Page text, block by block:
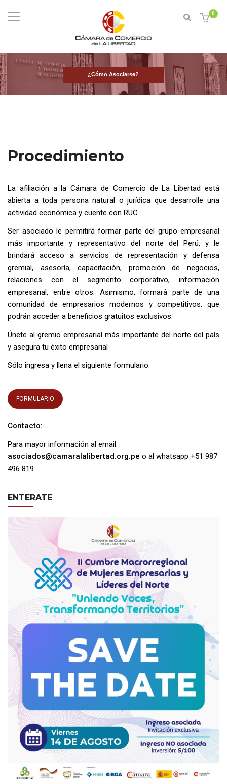
0
¿Cómo Asociarse?
Procedimiento
La afiliación a la Cámara de Comercio de La Libertad está
abierta a toda persona natural o jurídica que desarrolle una
actividad económica y cuente con RUC.
Ser asociado le permitirá formar parte del grupo empresarial
más importante y representativo del norte del Perú, y le
brindará acceso a servicios de representación y defensa
gremial, asesoría, capacitación, promoción de negocios,
relaciones con el segmento corporativo, información
empresarial, entre otros. Asimismo, formará parte de una
comunidad de empresarios modernos y competitivos, que
podrán acceder a beneficios gratuitos exclusivos.
Únete al gremio empresarial más importante del norte del país
y asegura tu éxito empresarial
Sólo ingresa y llena el siguiente formulario:
FORMULARIO
Contacto:
Para mayor información al email:
asociados@camaralalibertad.org.pe o al whatsapp +51 987
496 819
ENTERATE